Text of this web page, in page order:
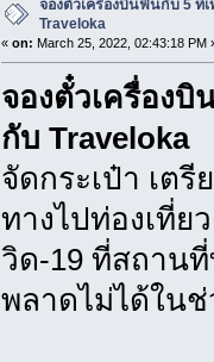
จองตั๋วเครื่องบินฟินกับ 5 ที่
Traveloka
« on: March 25, 2022, 02:43:18 PM
จองตั๋วเครื่อง
กับ Traveloka
จัดกระเป๋า เตรี
ทางไปท่องเที่ย
วิด-19 ที่สถาน
พลาดไม่ได้ในช่